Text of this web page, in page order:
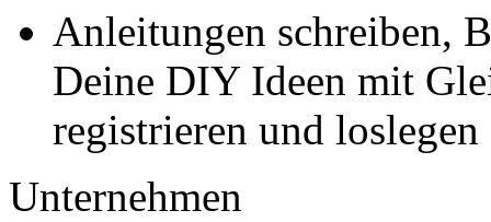
Anleitungen schreiben,
Deine DIY Ideen mit
registrieren und loslegen
Unternehmen